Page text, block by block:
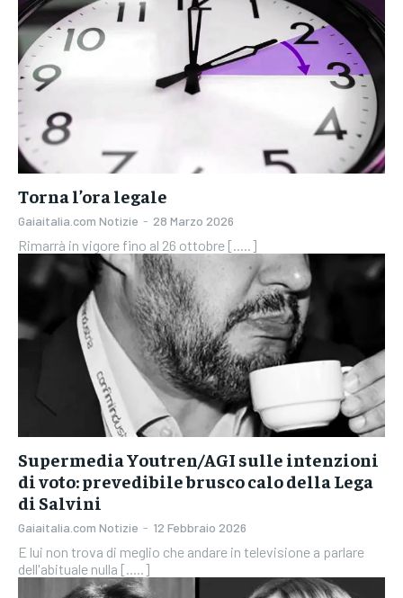
Torna l’ora legale
Gaiaitalia.com Notizie - 28 Marzo 2026
Rimarrà in vigore fino al 26 ottobre [.....]
Supermedia Youtren/AGI sulle intenzioni
di voto: prevedibile brusco calo della Lega
di Salvini
Gaiaitalia.com Notizie - 12 Febbraio 2026
E lui non trova di meglio che andare in televisione a parlare
dell'abituale nulla [.....]